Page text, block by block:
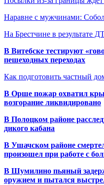
Наравне с мужчинами:
На Брестчине в результате
В Витебске тестируют
пешеходных переходах
Как подготовить частный
В Орше пожар охватил
возгорание ликвидировано
В Полоцком районе
дикого кабана
В Ушачском районе
произошел при работе с
В Шумилино пьяный
оружием и пытался